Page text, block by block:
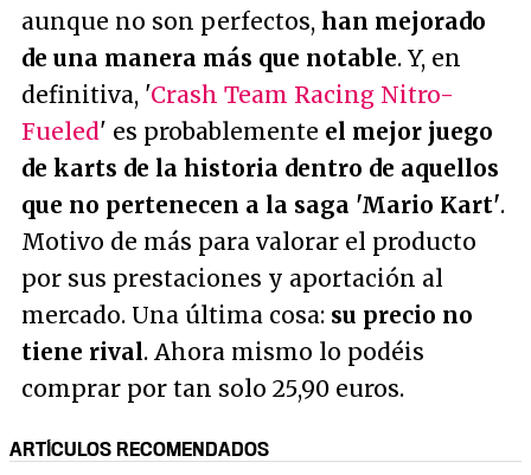
aunque no son perfectos, han mejorado
de una manera más que notable. Y, en
definitiva, 'Crash Team Racing Nitro-
Fueled' es probablemente el mejor juego
de karts de la historia dentro de aquellos
que no pertenecen a la saga 'Mario Kart'.
Motivo de más para valorar el producto
por sus prestaciones y aportación al
mercado. Una última cosa: su precio no
tiene rival. Ahora mismo lo podéis
comprar por tan solo 25,90 euros.
ARTÍCULOS RECOMENDADOS